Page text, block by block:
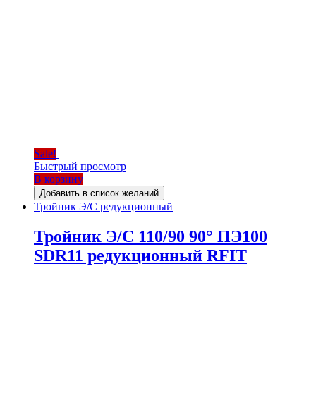
Sale!
Быстрый просмотр
В корзину
Добавить в список желаний
Тройник Э/С редукционный
Тройник Э/С 110/90 90° ПЭ100
SDR11 редукционный RFIT